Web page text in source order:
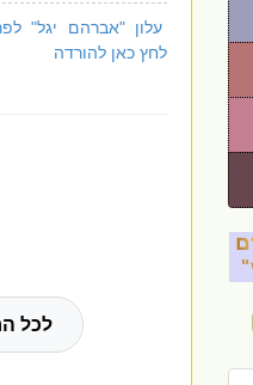
עלון "אברהם יגל"
לחץ כאן להורדה
לכל